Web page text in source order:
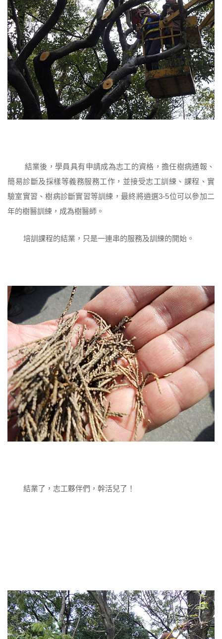
結業後，學員具有申請成為志工的資格，擔任樹病通報、
簡易診斷及採樣等義務服務工作，並接受志工訓練、課程、實
驗室實習、樹病診斷實習等訓練，最終將遴選3-5位可以參加二
年的樹醫訓練，成為樹醫師。
培訓課程的結業，只是一連串的服務及訓練的開始。
結業了，志工夥伴們，幹活兒了！